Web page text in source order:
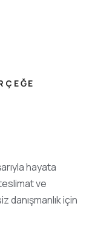
hayata
ve
danışmanlık için